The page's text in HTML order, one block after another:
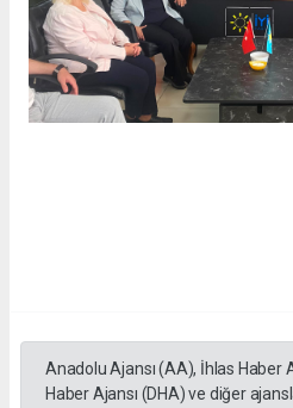
Anadolu Ajansı (AA), İhlas Haber
Haber Ajansı (DHA) ve diğer